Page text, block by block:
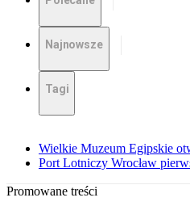
Najnowsze
Tagi
Wielkie Muzeum Egipskie
Port Lotniczy Wrocław
Promowane treści